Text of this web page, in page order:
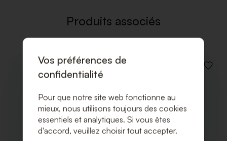
Produits associés
Vos préférences de
confidentialité
Pour que notre site web fonctionne au
mieux, nous utilisons toujours des cookies
essentiels et analytiques. Si vous êtes
d'accord, veuillez choisir tout accepter.